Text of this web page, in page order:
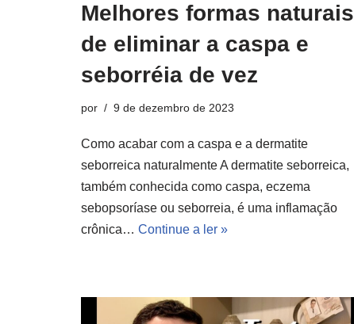
Melhores formas naturais
de eliminar a caspa e
seborréia de vez
por 9 de dezembro de 2023
Como acabar com a caspa e a dermatite
seborreica naturalmente A dermatite seborreica,
também conhecida como caspa, eczema
sebopsoríase ou seborreia, é uma inflamação
crônica… Continue a ler »